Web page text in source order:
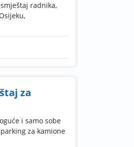
radnika,
za
i samo sobe
za kamione